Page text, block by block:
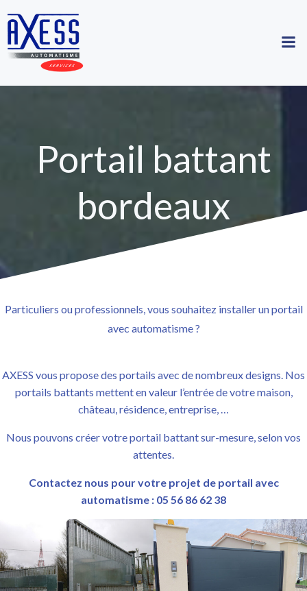
Portail battant
bordeaux
Particuliers ou professionnels, vous souhaitez installer un portail
avec automatisme ?
AXESS vous propose des portails avec de nombreux designs. Nos
portails battants mettent en valeur l’entrée de votre maison,
château, résidence, entreprise, …
Nous pouvons créer votre portail battant sur-mesure, selon vos
attentes.
Contactez nous pour votre projet de portail avec
automatisme : 05 56 86 62 38